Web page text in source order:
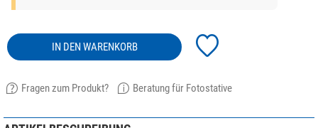
IN DEN WARENKORB
Fragen zum Produkt? Beratung für Fotostative